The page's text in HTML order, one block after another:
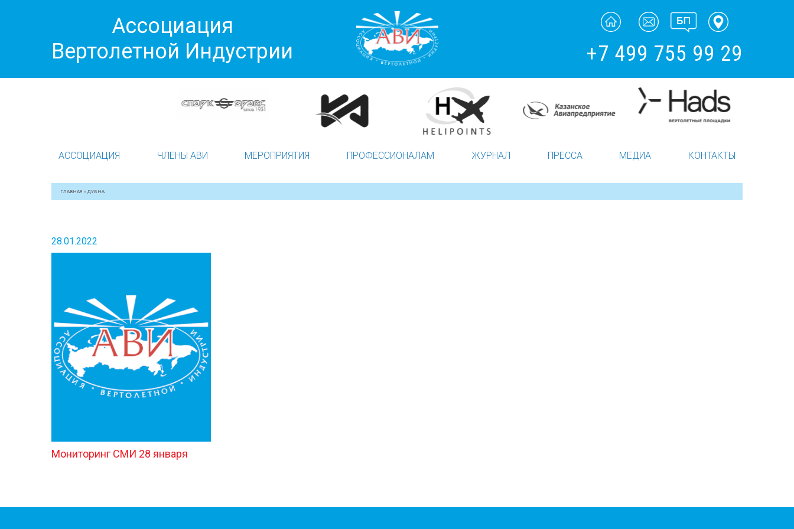
Ассоциация
Вертолетной Индустрии
+7 499 755 99 29
АССОЦИАЦИЯ ЧЛЕНЫ АВИ МЕРОПРИЯТИЯ ПРОФЕССИОНАЛАМ ЖУРНАЛ ПРЕССА МЕДИА КОНТАКТЫ
ГЛАВНАЯ » ДУБНА
28.01.2022
Мониторинг СМИ 28 января